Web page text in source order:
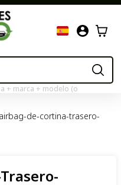
+ marca + modelo (o
airbag-de-cortina-trasero-